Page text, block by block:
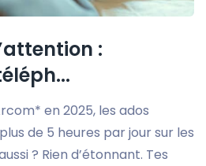
:
en 2025, les ados
de 5 heures par jour sur les
? Rien d’étonnant. Tes